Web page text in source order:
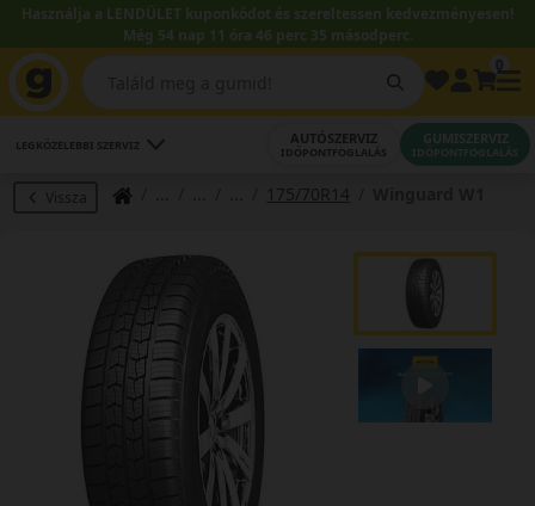
Használja a LENDÜLET kuponkódot és szereltessen kedvezményesen!
Még 54 nap 11 óra 46 perc 34 másodperc.
LEGKÖZELEBBI SZERVIZ AUTÓSZERVIZ
IDŐPONTFOGLALÁS
GUMISZERVIZ
IDŐPONTFOGLALÁS
Vissza 175/70R14